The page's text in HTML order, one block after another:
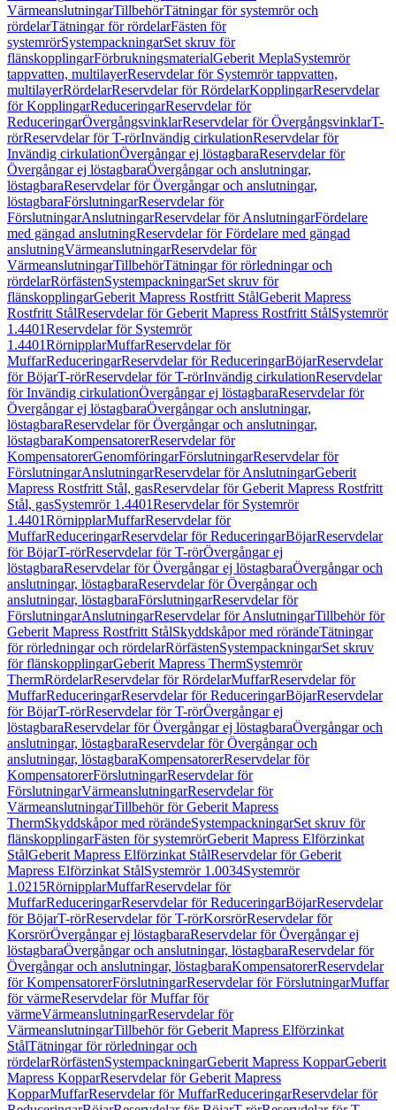
VärmeanslutningarTillbehörTätningar för systemrör och
rördelarTätningar för rördelarFästen för
systemrörSystempackningarSet skruv för
flänskopplingarFörbrukningsmaterialGeberit MeplaSystemrör
tappvatten, multilayerReservdelar för Systemrör tappvatten,
multilayerRördelarReservdelar för RördelarKopplingarReservdelar
för KopplingarReduceringarReservdelar för
ReduceringarÖvergångsvinklarReservdelar för ÖvergångsvinklarT-
rörReservdelar för T-rörInvändig cirkulationReservdelar för
Invändig cirkulationÖvergångar ej löstagbaraReservdelar för
Övergångar ej löstagbaraÖvergångar och anslutningar,
löstagbaraReservdelar för Övergångar och anslutningar,
löstagbaraFörslutningarReservdelar för
FörslutningarAnslutningarReservdelar för AnslutningarFördelare
med gängad anslutningReservdelar för Fördelare med gängad
anslutningVärmeanslutningarReservdelar för
VärmeanslutningarTillbehörTätningar för rörledningar och
rördelarRörfästenSystempackningarSet skruv för
flänskopplingarGeberit Mapress Rostfritt StålGeberit Mapress
Rostfritt StålReservdelar för Geberit Mapress Rostfritt StålSystemrör
1.4401Reservdelar för Systemrör
1.4401RörnipplarMuffarReservdelar för
MuffarReduceringarReservdelar för ReduceringarBöjarReservdelar
för BöjarT-rörReservdelar för T-rörInvändig cirkulationReservdelar
för Invändig cirkulationÖvergångar ej löstagbaraReservdelar för
Övergångar ej löstagbaraÖvergångar och anslutningar,
löstagbaraReservdelar för Övergångar och anslutningar,
löstagbaraKompensatorerReservdelar för
KompensatorerGenomföringarFörslutningarReservdelar för
FörslutningarAnslutningarReservdelar för AnslutningarGeberit
Mapress Rostfritt Stål, gasReservdelar för Geberit Mapress Rostfritt
Stål, gasSystemrör 1.4401Reservdelar för Systemrör
1.4401RörnipplarMuffarReservdelar för
MuffarReduceringarReservdelar för ReduceringarBöjarReservdelar
för BöjarT-rörReservdelar för T-rörÖvergångar ej
löstagbaraReservdelar för Övergångar ej löstagbaraÖvergångar och
anslutningar, löstagbaraReservdelar för Övergångar och
anslutningar, löstagbaraFörslutningarReservdelar för
FörslutningarAnslutningarReservdelar för AnslutningarTillbehör för
Geberit Mapress Rostfritt StålSkyddskåpor med rörändeTätningar
för rörledningar och rördelarRörfästenSystempackningarSet skruv
för flänskopplingarGeberit Mapress ThermSystemrör
ThermRördelarReservdelar för RördelarMuffarReservdelar för
MuffarReduceringarReservdelar för ReduceringarBöjarReservdelar
för BöjarT-rörReservdelar för T-rörÖvergångar ej
löstagbaraReservdelar för Övergångar ej löstagbaraÖvergångar och
anslutningar, löstagbaraReservdelar för Övergångar och
anslutningar, löstagbaraKompensatorerReservdelar för
KompensatorerFörslutningarReservdelar för
FörslutningarVärmeanslutningarReservdelar för
VärmeanslutningarTillbehör för Geberit Mapress
ThermSkyddskåpor med rörändeSystempackningarSet skruv för
flänskopplingarFästen för systemrörGeberit Mapress Elförzinkat
StålGeberit Mapress Elförzinkat StålReservdelar för Geberit
Mapress Elförzinkat StålSystemrör 1.0034Systemrör
1.0215RörnipplarMuffarReservdelar för
MuffarReduceringarReservdelar för ReduceringarBöjarReservdelar
för BöjarT-rörReservdelar för T-rörKorsrörReservdelar för
KorsrörÖvergångar ej löstagbaraReservdelar för Övergångar ej
löstagbaraÖvergångar och anslutningar, löstagbaraReservdelar för
Övergångar och anslutningar, löstagbaraKompensatorerReservdelar
för KompensatorerFörslutningarReservdelar för FörslutningarMuffar
för värmeReservdelar för Muffar för
värmeVärmeanslutningarReservdelar för
VärmeanslutningarTillbehör för Geberit Mapress Elförzinkat
StålTätningar för rörledningar och
rördelarRörfästenSystempackningarGeberit Mapress KopparGeberit
Mapress KopparReservdelar för Geberit Mapress
KopparMuffarReservdelar för MuffarReduceringarReservdelar för